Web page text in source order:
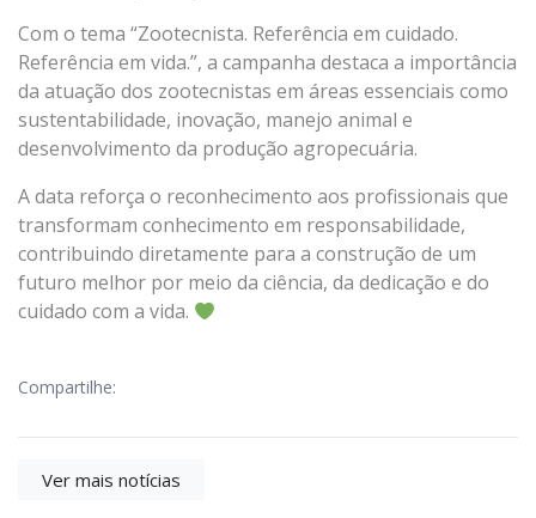
Com o tema “Zootecnista. Referência em cuidado.
Referência em vida.”, a campanha destaca a importância
da atuação dos zootecnistas em áreas essenciais como
sustentabilidade, inovação, manejo animal e
desenvolvimento da produção agropecuária.
A data reforça o reconhecimento aos profissionais que
transformam conhecimento em responsabilidade,
contribuindo diretamente para a construção de um
futuro melhor por meio da ciência, da dedicação e do
cuidado com a vida.
Compartilhe:
Ver mais notícias